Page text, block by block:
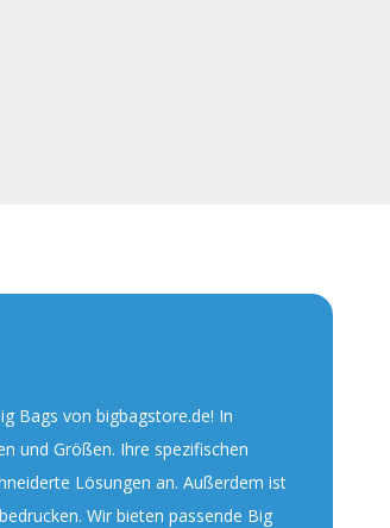
Bags von bigbagstore.de! In
und Größen. Ihre spezifischen
Lösungen an. Außerdem ist
Wir bieten passende Big